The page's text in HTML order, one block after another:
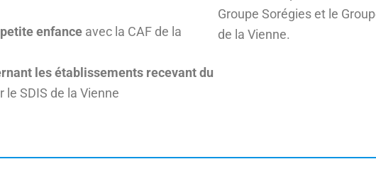
enfance avec la CAF de la
les établissements recevant du
le SDIS de la Vienne
Groupe Sorégies et le
de la Vienne.